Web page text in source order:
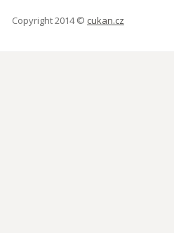
Copyright 2014 © cukan.cz